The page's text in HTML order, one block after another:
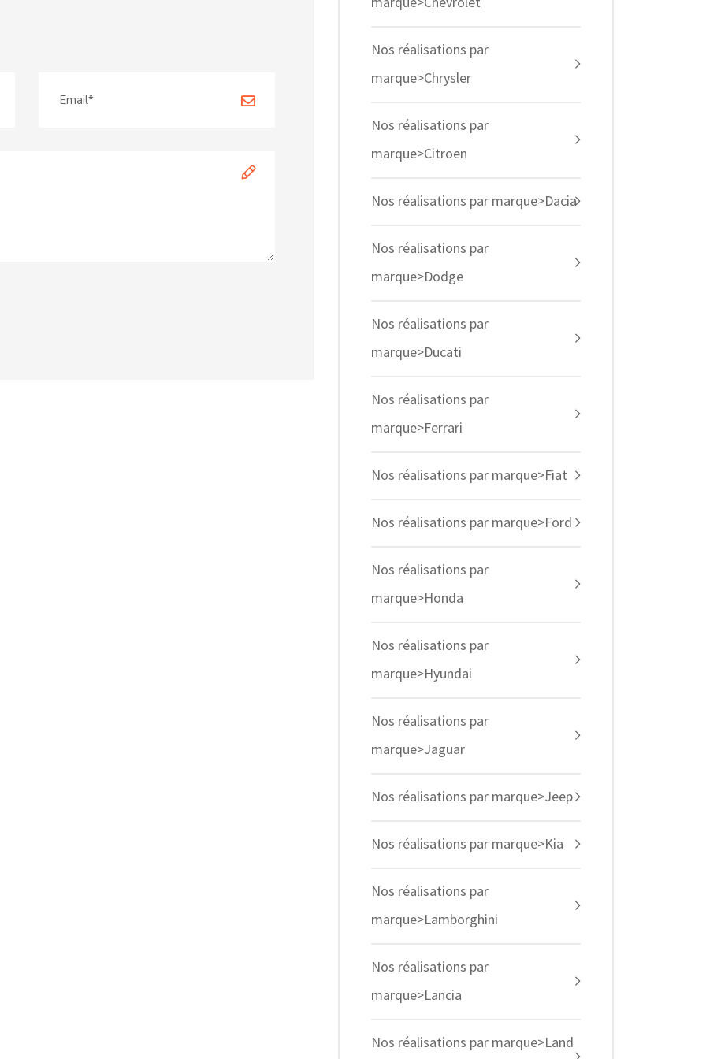
Nos réalisations par
marque>Chrysler
Nos réalisations par
marque>Citroen
Nos réalisations par marque>Dacia
Nos réalisations par
marque>Dodge
Nos réalisations par
marque>Ducati
Nos réalisations par
marque>Ferrari
Nos réalisations par marque>Fiat
Nos réalisations par marque>Ford
Nos réalisations par
marque>Honda
Nos réalisations par
marque>Hyundai
Nos réalisations par
marque>Jaguar
Nos réalisations par marque>Jeep
Nos réalisations par marque>Kia
Nos réalisations par
marque>Lamborghini
Nos réalisations par
marque>Lancia
Nos réalisations par marque>Land